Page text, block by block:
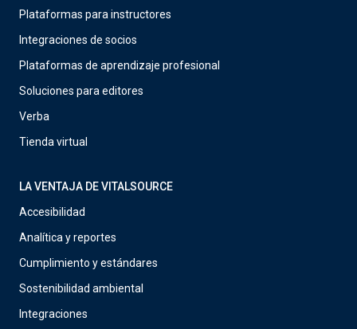
Plataformas para instructores
Integraciones de socios
Plataformas de aprendizaje profesional
Soluciones para editores
Verba
Tienda virtual
LA VENTAJA DE VITALSOURCE
Accesibilidad
Analítica y reportes
Cumplimiento y estándares
Sostenibilidad ambiental
Integraciones